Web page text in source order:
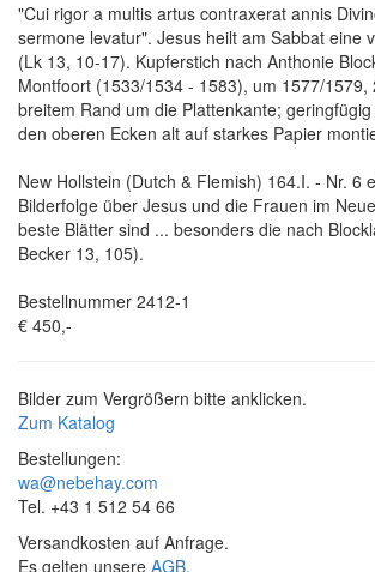
"Cui rigor a multis artus contraxerat annis
sermone levatur". Jesus heilt am Sabbat eine
(Lk 13, 10-17). Kupferstich nach Anthonie
Montfoort (1533/1534 - 1583), um 1577/1579,
breitem Rand um die Plattenkante;
den oberen Ecken alt auf starkes Papier
New Hollstein (Dutch & Flemish) 164.I. - Nr. 6
Bilderfolge über Jesus und die Frauen im
beste Blätter sind ... besonders die nach
Becker 13, 105).
Bestellnummer 2412-1
€ 450,-
Bilder zum Vergrößern bitte anklicken.
Zum Katalog
Bestellungen:
wa@nebehay.com
Tel. +43 1 512 54 66
Versandkosten auf Anfrage.
Es gelten unsere AGB.